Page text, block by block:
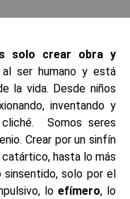
solo crear obra y
ser humano y está
la vida. Desde niños
inventando y
cliché. Somos seres
Crear por un sinfín
catártico, hasta lo más
solo por el
lo efímero, lo